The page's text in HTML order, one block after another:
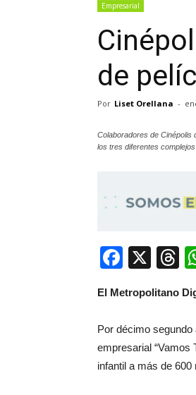
Empresarial
de
Por Liset Orellana -
Colaboradores de Cinépolis
los tres diferentes
X
El Metropolitano
Por décimo
empresarial “Vamos
infantil a más de